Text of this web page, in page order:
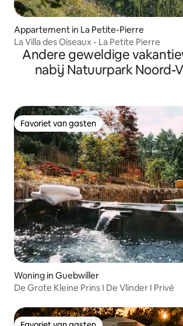
Appartement in La Petite-Pierre
La Villa des Oiseaux - La Petite Pierre
Andere geweldige
nabij Natuurpark Noord-
Favoriet van gasten
Favoriet van gasten
Woning in Guebwiller
De Grote Kleine Prins I De Vlinder I Privé